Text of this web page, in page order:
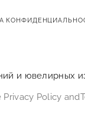
и ювелирных
Privacy Policy and